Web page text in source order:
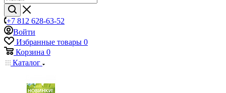
+7 812 628-63-52
Войти
Избранные товары 0
Корзина 0
Каталог